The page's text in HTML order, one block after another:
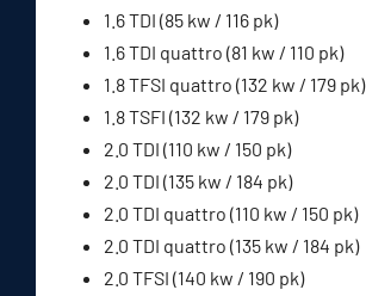
1.6 TDI (85 kw / 116 pk)
1.6 TDI quattro (81 kw / 110 pk)
1.8 TFSI quattro (132 kw / 179 pk)
1.8 TSFI (132 kw / 179 pk)
2.0 TDI (110 kw / 150 pk)
2.0 TDI (135 kw / 184 pk)
2.0 TDI quattro (110 kw / 150 pk)
2.0 TDI quattro (135 kw / 184 pk)
2.0 TFSI (140 kw / 190 pk)